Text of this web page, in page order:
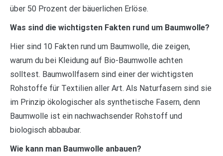
über 50 Prozent der bäuerlichen Erlöse.
Was sind die wichtigsten Fakten rund um Baumwolle?
Hier sind 10 Fakten rund um Baumwolle, die zeigen,
warum du bei Kleidung auf Bio-Baumwolle achten
solltest. Baumwollfasern sind einer der wichtigsten
Rohstoffe für Textilien aller Art. Als Naturfasern sind sie
im Prinzip ökologischer als synthetische Fasern, denn
Baumwolle ist ein nachwachsender Rohstoff und
biologisch abbaubar.
Wie kann man Baumwolle anbauen?